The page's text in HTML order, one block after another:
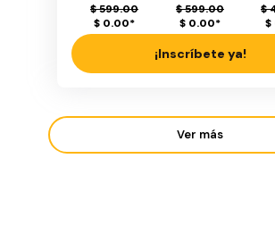
$ 599.00
$ 0.00*
$ 599.00
$ 0.00*
$
$
¡Inscríbete ya!
Ver más